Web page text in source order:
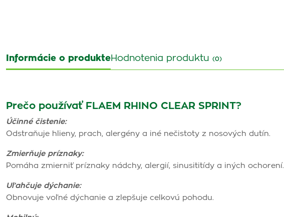
Informácie o produkteHodnotenia produktu (0)
Prečo používať FLAEM RHINO CLEAR SPRINT?
Účinné čistenie:
Odstraňuje hlieny, prach, alergény a iné nečistoty z nosových dutín.
Zmierňuje príznaky:
Pomáha zmierniť príznaky nádchy, alergií, sinusititídy a iných ochorení.
Uľahčuje dýchanie:
Obnovuje voľné dýchanie a zlepšuje celkovú pohodu.